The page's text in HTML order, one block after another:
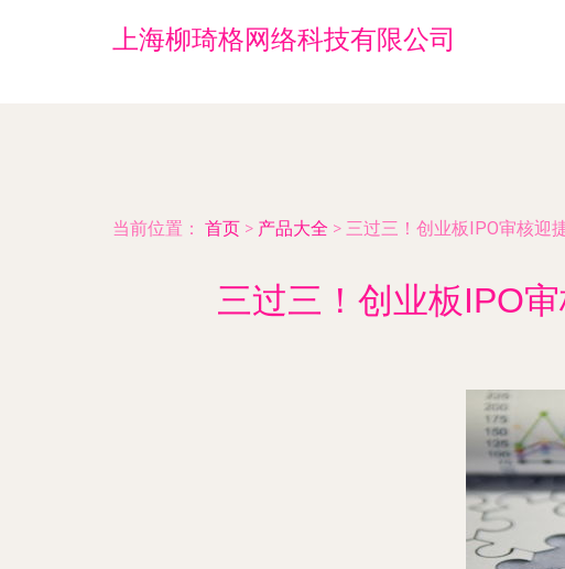
上海柳琦格网络科技有限公司
当前位置： 首页 > 产品大全 > 三过三！创业板IPO审核迎
三过三！创业板IPO